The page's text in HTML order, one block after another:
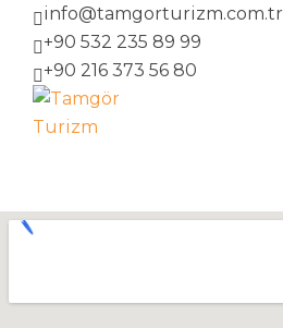
info@tamgorturizm.com.tr
+90 532 235 89 99
+90 216 373 56 80